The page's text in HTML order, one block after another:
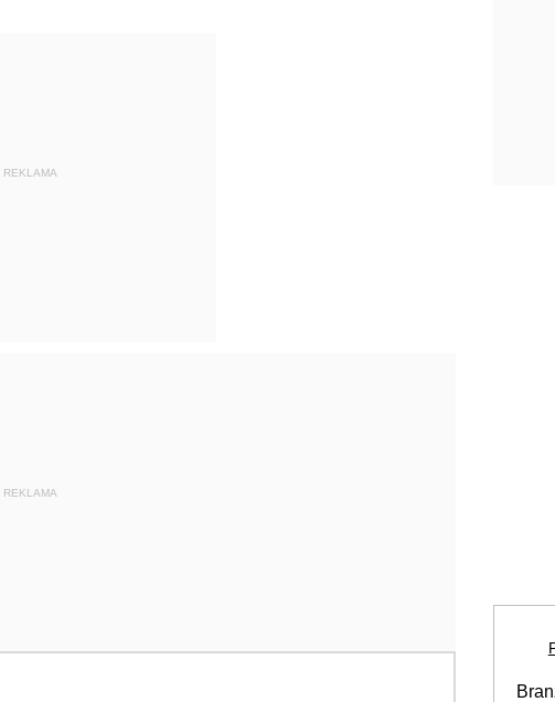
REKLAMA
REKLAMA